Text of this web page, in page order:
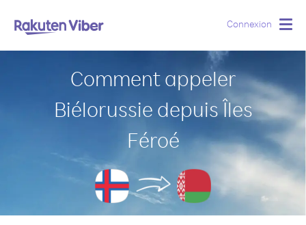
Connexion
Comment appeler
Biélorussie depuis Îles
Féroé